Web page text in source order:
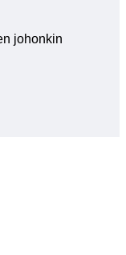
johonkin